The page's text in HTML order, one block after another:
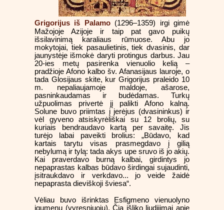
Grigorijus iš Palamo(1296–1359) irgi gimė
Mažojoje Azijoje ir taip pat gavo puikų
išsilavinimą karaliaus rūmuose. Abu jo
mokytojai, tiek pasaulietinis, tiek dvasinis, dar
jaunystėje išmokė daryti protingus darbus. Jau
20-ies metų pasirenka vienuolio kelią –
pradžioje Afono kalbo šv. Afanasijaus lauroje, o
tada Glosijaus skite, kur Grigorijus praleido 10
m. nepaliaujamoje maldoje, ašarose,
pasninkaudamas ir budėdamas. Turkų
užpuolimas privertė jį palikti Afono kalną.
Solune buvo priimtas į jerėjus (dvasininkus) ir
vėl gyveno atsiskyrėliškai su 12 brolių, su
kuriais bendraudavo kartą per savaitę. Jis
turėjo labai paveikti brolius: „Būdavo, kad
kartais tarytu visas prasmegdavo į gilią
nebylumą ir tylą: tada akys upe sruvo iš jo akių.
Kai praverdavo burną kalbai, girdintys jo
nepaprastas kalbas būdavo širdingai sujaudinti,
įsitraukdavo ir verkdavo... jo veide žaidė
nepaprasta dieviškoji šviesa“.
Vėliau buvo išrinktas Esfigmeno vienuolyno
igumenu (vyresniuoju). Čia išliko liudijimai apie